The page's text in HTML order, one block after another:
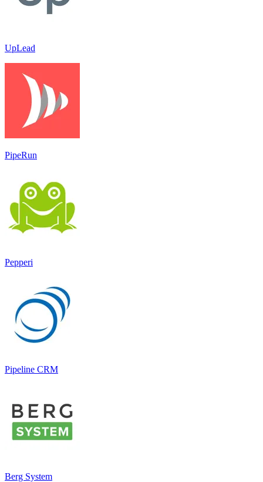
UpLead
PipeRun
Pepperi
Pipeline CRM
Berg System